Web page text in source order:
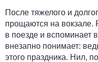
После тяжелого и
прощаются на вокзале.
в поезде и вспоминает
внезапно понимает:
этого праздника. Нил,